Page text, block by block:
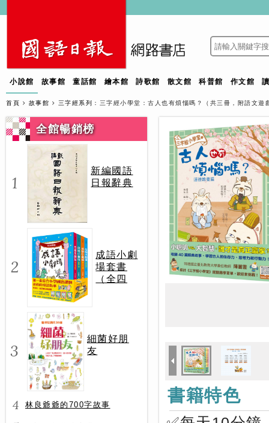
小說館 故事館 童話館 繪本館 詩歌館 散文館 科普館 作文館
首頁 故事館 三字經系列 ：三字經小學堂：古人也有煩惱嗎？（共三冊，附語文
全館暢銷榜
1
新編國語
日報辭典
2
成語小劇
場套書
（全四
3
細菌好朋
友
4 林良爺爺的700字故事 書籍特色